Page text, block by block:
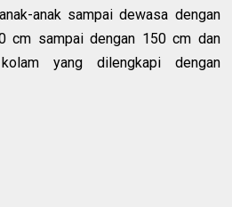
anak sampai dewasa dengan
cm sampai dengan 150 cm dan
yang dilengkapi dengan